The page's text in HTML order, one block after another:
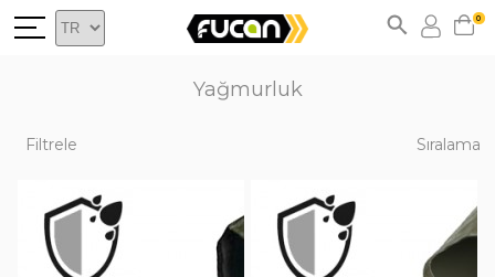
0
Yağmurluk
Filtrele Sıralama